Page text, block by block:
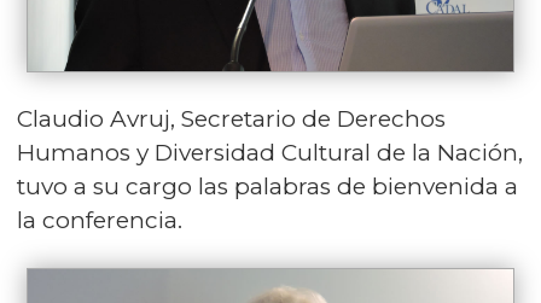
Claudio Avruj, Secretario de Derechos
Humanos y Diversidad Cultural de la Nación,
tuvo a su cargo las palabras de bienvenida a
la conferencia.